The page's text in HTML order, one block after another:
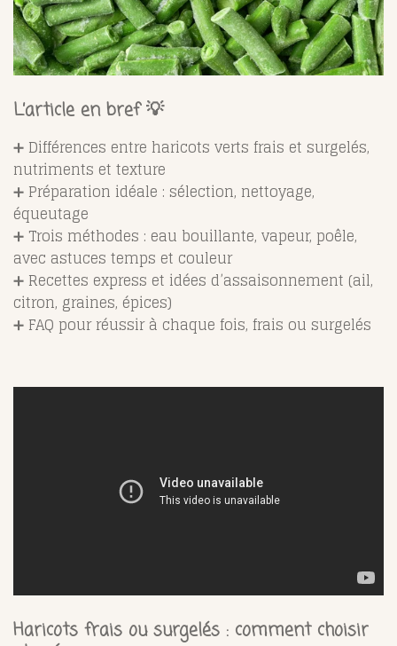
L’article en bref 💡
➕ Différences entre haricots verts frais et surgelés,
nutriments et texture
➕ Préparation idéale : sélection, nettoyage,
équeutage
➕ Trois méthodes : eau bouillante, vapeur, poêle,
avec astuces temps et couleur
➕ Recettes express et idées d’assaisonnement (ail,
citron, graines, épices)
➕ FAQ pour réussir à chaque fois, frais ou surgelés
Haricots frais ou surgelés : comment choisir